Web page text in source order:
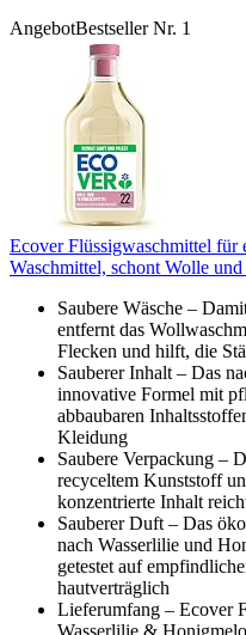
AngebotBestseller Nr. 1
Ecover Flüssigwaschmittel
Waschmittel, schont Wolle
Saubere Wäsche –
entfernt das
Flecken und hilft, die
Sauberer Inhalt – Das
innovative Formel mit
abbaubaren
Kleidung
Saubere Verpackung –
recyceltem Kunststoff
konzentrierte Inhalt
Sauberer Duft – Das
nach Wasserlilie und
getestet auf
hautverträglich
Lieferumfang – Ecover
Wasserlilie &